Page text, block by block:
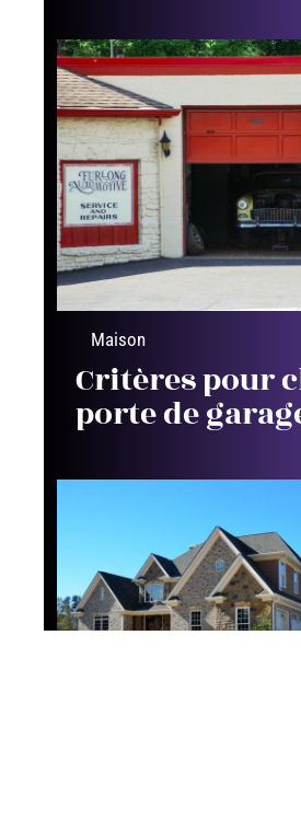
Maison
Critères pour
porte de